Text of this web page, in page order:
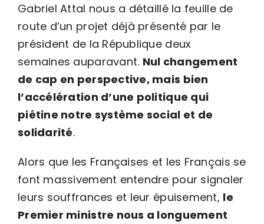
Gabriel Attal nous a détaillé la feuille de
route d’un projet déjà présenté par le
président de la République deux
semaines auparavant. Nul changement
de cap en perspective, mais bien
l’accélération d’une politique qui
piétine notre système social et de
solidarité.
Alors que les Françaises et les Français se
font massivement entendre pour signaler
leurs souffrances et leur épuisement, le
Premier ministre nous a longuement